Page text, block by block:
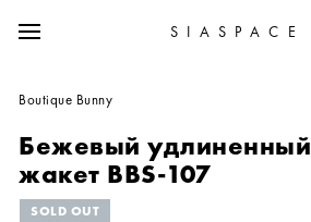
SIASPACE
Boutique Bunny
Бежевый удлиненный
жакет BBS-107